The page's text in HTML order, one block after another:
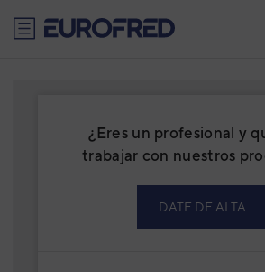
¿Eres un profesional y
trabajar con nuestros
DATE DE ALTA